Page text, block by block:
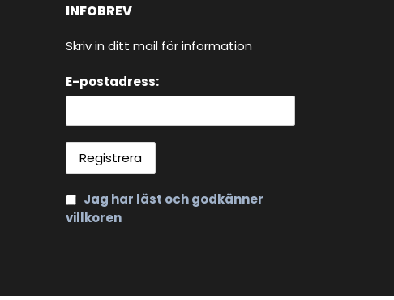
INFOBREV
Skriv in ditt mail för information
E-postadress:
Jag har läst och godkänner
villkoren